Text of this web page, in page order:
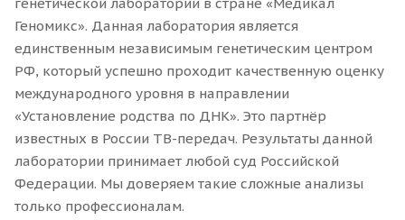
генетической лаборатории в стране «Медикал
Геномикс». Данная лаборатория является
единственным независимым генетическим центром
РФ, который успешно проходит качественную оценку
международного уровня в направлении
«Установление родства по ДНК». Это партнёр
известных в России ТВ-передач. Результаты данной
лаборатории принимает любой суд Российской
Федерации. Мы доверяем такие сложные анализы
только профессионалам.